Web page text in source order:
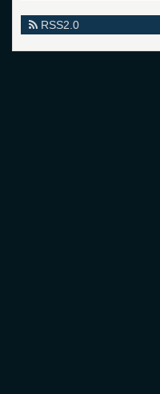
RSS2.0